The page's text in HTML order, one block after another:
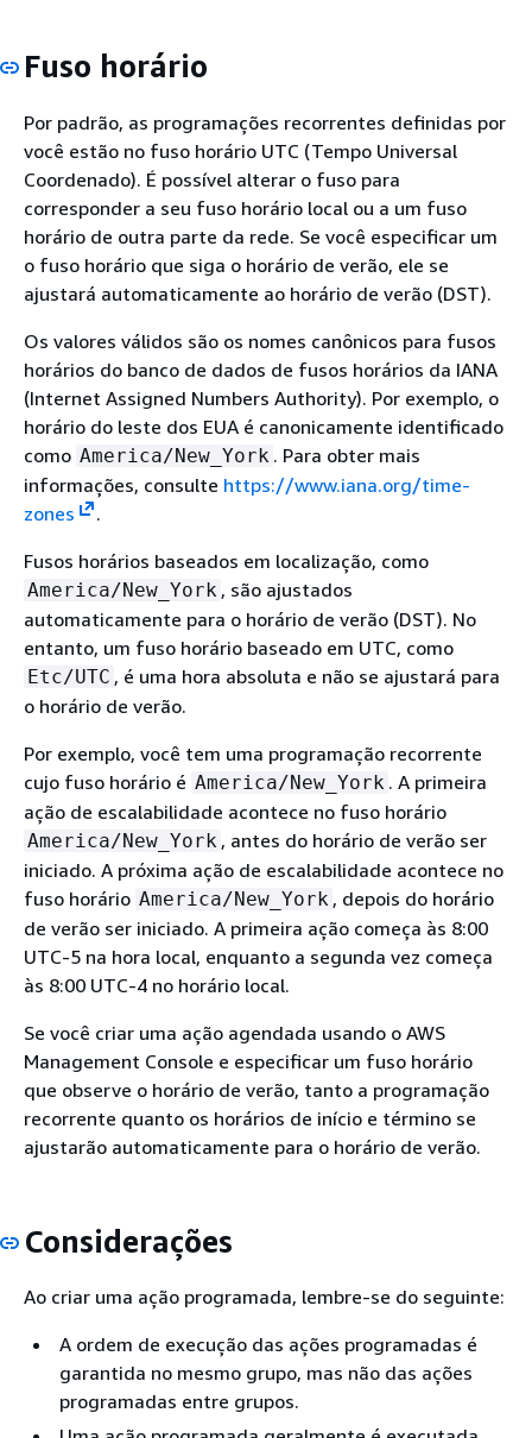
Fuso horário
Por padrão, as programações recorrentes definidas por
você estão no fuso horário UTC (Tempo Universal
Coordenado). É possível alterar o fuso para
corresponder a seu fuso horário local ou a um fuso
horário de outra parte da rede. Se você especificar um
o fuso horário que siga o horário de verão, ele se
ajustará automaticamente ao horário de verão (DST).
Os valores válidos são os nomes canônicos para fusos
horários do banco de dados de fusos horários da IANA
(Internet Assigned Numbers Authority). Por exemplo, o
horário do leste dos EUA é canonicamente identificado
como America/New_York . Para obter mais
informações, consulte https://www.iana.org/time-
zones
.
Fusos horários baseados em localização, como
America/New_York , são ajustados
automaticamente para o horário de verão (DST). No
entanto, um fuso horário baseado em UTC, como
Etc/UTC , é uma hora absoluta e não se ajustará para
o horário de verão.
Por exemplo, você tem uma programação recorrente
cujo fuso horário é America/New_York . A primeira
ação de escalabilidade acontece no fuso horário
America/New_York , antes do horário de verão ser
iniciado. A próxima ação de escalabilidade acontece no
fuso horário America/New_York , depois do horário
de verão ser iniciado. A primeira ação começa às 8:00
UTC-5 na hora local, enquanto a segunda vez começa
às 8:00 UTC-4 no horário local.
Se você criar uma ação agendada usando o AWS
Management Console e especificar um fuso horário
que observe o horário de verão, tanto a programação
recorrente quanto os horários de início e término se
ajustarão automaticamente para o horário de verão.
Considerações
Ao criar uma ação programada, lembre-se do seguinte:
A ordem de execução das ações programadas é
garantida no mesmo grupo, mas não das ações
programadas entre grupos.